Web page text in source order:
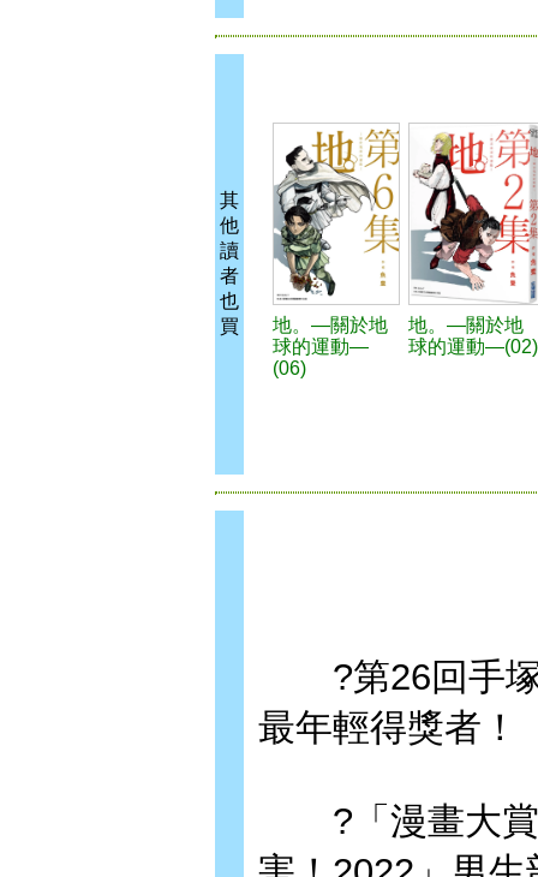
其
他
讀
者
也
買
地。—關於地
球的運動—
(06)
地。—關於地
球的運動—(02)
?第26回手塚
最年輕得獎者！
?「漫畫大賞